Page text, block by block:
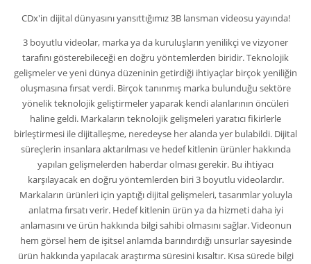
CDx'in dijital dünyasını yansıttığımız 3B lansman videosu yayında!
3 boyutlu videolar, marka ya da kuruluşların yenilikçi ve vizyoner
tarafını gösterebileceği en doğru yöntemlerden biridir. Teknolojik
gelişmeler ve yeni dünya düzeninin getirdiği ihtiyaçlar birçok yeniliğin
oluşmasına fırsat verdi. Birçok tanınmış marka bulunduğu sektöre
yönelik teknolojik geliştirmeler yaparak kendi alanlarının öncüleri
haline geldi. Markaların teknolojik gelişmeleri yaratıcı fikirlerle
birleştirmesi ile dijitalleşme, neredeyse her alanda yer bulabildi. Dijital
süreçlerin insanlara aktarılması ve hedef kitlenin ürünler hakkında
yapılan gelişmelerden haberdar olması gerekir. Bu ihtiyacı
karşılayacak en doğru yöntemlerden biri 3 boyutlu videolardır.
Markaların ürünleri için yaptığı dijital gelişmeleri, tasarımlar yoluyla
anlatma fırsatı verir. Hedef kitlenin ürün ya da hizmeti daha iyi
anlamasını ve ürün hakkında bilgi sahibi olmasını sağlar. Videonun
hem görsel hem de işitsel anlamda barındırdığı unsurlar sayesinde
ürün hakkında yapılacak araştırma süresini kısaltır. Kısa sürede bilgi